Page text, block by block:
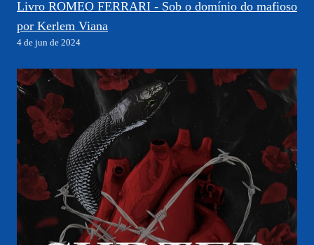
Livro ROMEO FERRARI - Sob o domínio do mafioso
por Kerlem Viana
4 de jun de 2024